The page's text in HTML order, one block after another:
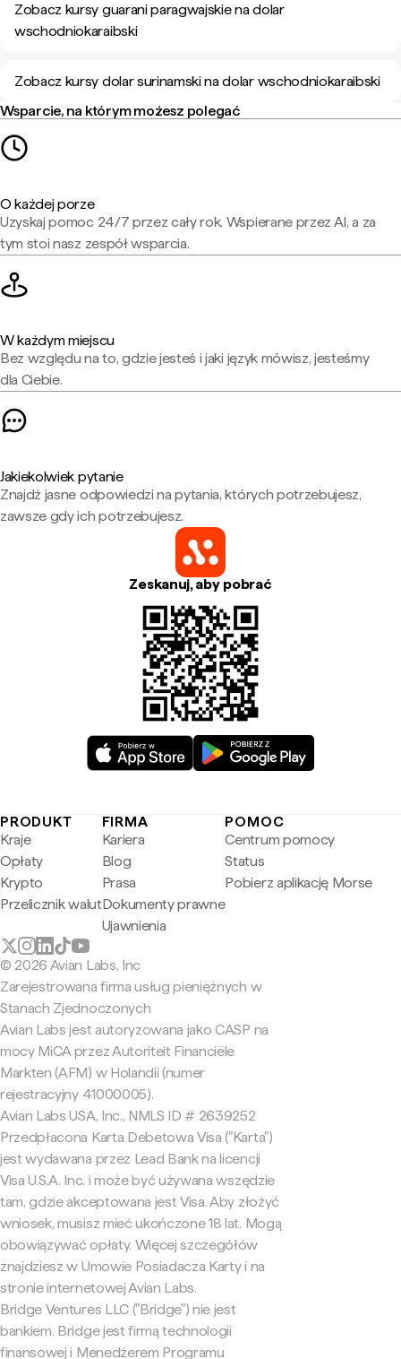
Zobacz kursy guarani paragwajskie na dolar
wschodniokaraibski
Zobacz kursy dolar surinamski na dolar wschodniokaraibski
Wsparcie, na którym możesz polegać
O każdej porze
Uzyskaj pomoc 24/7 przez cały rok. Wspierane przez AI, a za
tym stoi nasz zespół wsparcia.
W każdym miejscu
Bez względu na to, gdzie jesteś i jaki język mówisz, jesteśmy
dla Ciebie.
Jakiekolwiek pytanie
Znajdź jasne odpowiedzi na pytania, których potrzebujesz,
zawsze gdy ich potrzebujesz.
Zeskanuj, aby pobrać
PRODUKT
Kraje
Opłaty
Krypto
Przelicznik walut
FIRMA
Kariera
Blog
Prasa
Dokumenty prawne
Ujawnienia
POMOC
Centrum pomocy
Status
Pobierz aplikację Morse
© 2026 Avian Labs, Inc
Zarejestrowana firma usług pieniężnych w
Stanach Zjednoczonych
Avian Labs jest autoryzowana jako CASP na
mocy MiCA przez Autoriteit Financiële
Markten (AFM) w Holandii (numer
rejestracyjny 41000005).
Avian Labs USA, Inc., NMLS ID # 2639252
Przedpłacona Karta Debetowa Visa ("Karta")
jest wydawana przez Lead Bank na licencji
Visa U.S.A. Inc. i może być używana wszędzie
tam, gdzie akceptowana jest Visa. Aby złożyć
wniosek, musisz mieć ukończone 18 lat. Mogą
obowiązywać opłaty. Więcej szczegółów
znajdziesz w Umowie Posiadacza Karty i na
stronie internetowej Avian Labs.
Bridge Ventures LLC ("Bridge") nie jest
bankiem. Bridge jest firmą technologii
finansowej i Menedżerem Programu